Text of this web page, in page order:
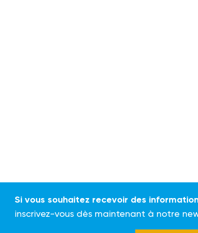
Si vous souhaitez recevoir des
inscrivez-vous dès maintenant à notre